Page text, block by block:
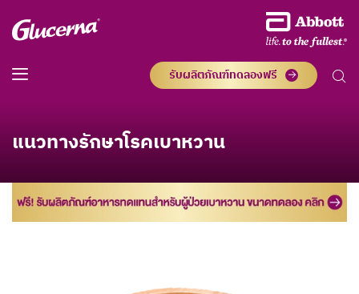
รับผลิตภัณฑ์ทดลองฟรี
แนวทางรักษาโรคเบาหวาน